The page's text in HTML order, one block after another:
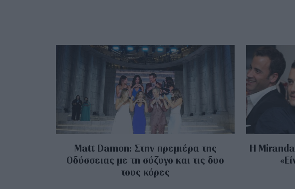
Matt Damon: Στην πρεμιέρα της
Οδύσσειας με τη σύζυγο και τις δυο
τους κόρες
Η